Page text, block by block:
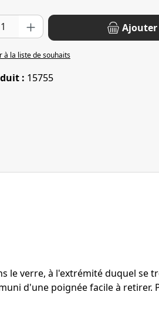
produit : Entrez la quantité
à la liste de souhaits
: 15755
le verre, à l'extrémité duquel se
d'une poignée facile à retirer.